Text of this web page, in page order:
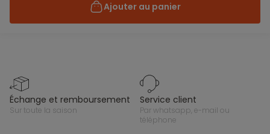
Ajouter au panier
échange et remboursement
sur toute la saison
service client
par whatsapp, e-mail ou
téléphone